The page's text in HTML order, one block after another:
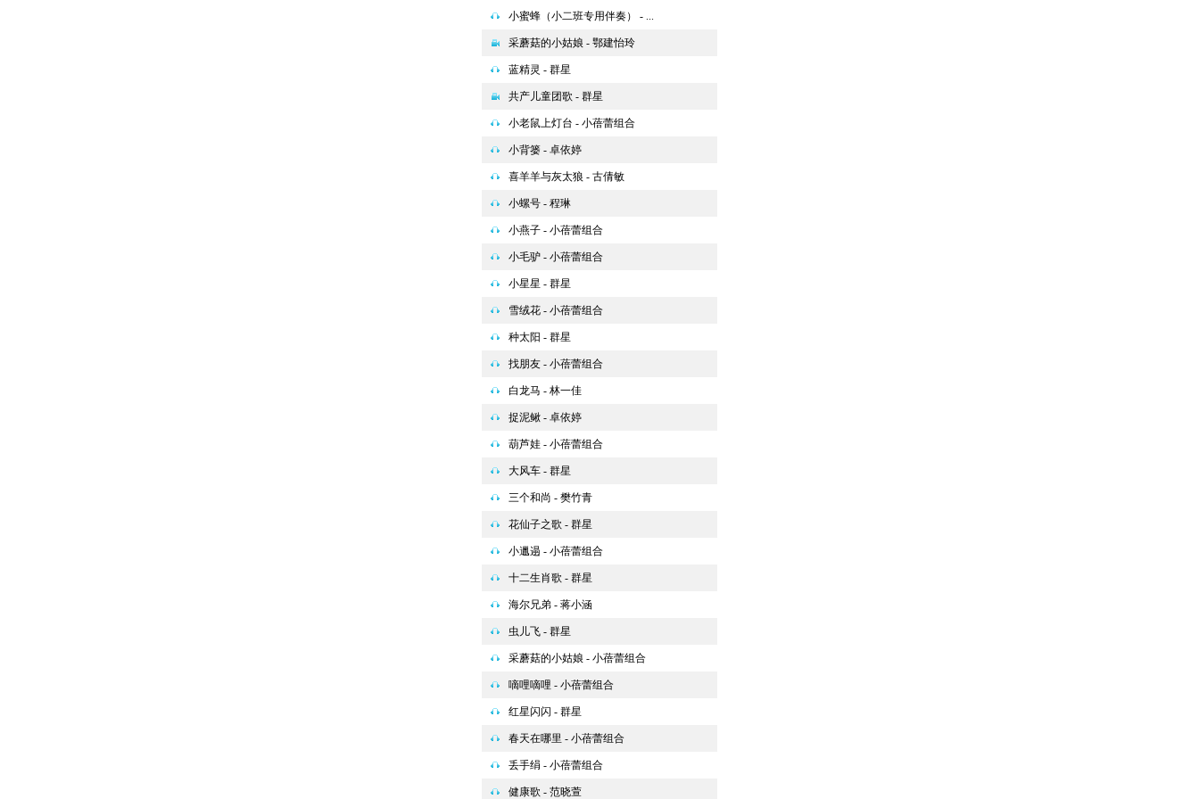
小蜜蜂（小二班专用伴奏） - ...
采蘑菇的小姑娘 - 鄂建怡玲
蓝精灵 - 群星
共产儿童团歌 - 群星
小老鼠上灯台 - 小蓓蕾组合
小背篓 - 卓依婷
喜羊羊与灰太狼 - 古倩敏
小螺号 - 程琳
小燕子 - 小蓓蕾组合
小毛驴 - 小蓓蕾组合
小星星 - 群星
雪绒花 - 小蓓蕾组合
种太阳 - 群星
找朋友 - 小蓓蕾组合
白龙马 - 林一佳
捉泥鳅 - 卓依婷
葫芦娃 - 小蓓蕾组合
大风车 - 群星
三个和尚 - 樊竹青
花仙子之歌 - 群星
小邋遢 - 小蓓蕾组合
十二生肖歌 - 群星
海尔兄弟 - 蒋小涵
虫儿飞 - 群星
采蘑菇的小姑娘 - 小蓓蕾组合
嘀哩嘀哩 - 小蓓蕾组合
红星闪闪 - 群星
春天在哪里 - 小蓓蕾组合
丢手绢 - 小蓓蕾组合
健康歌 - 范晓萱